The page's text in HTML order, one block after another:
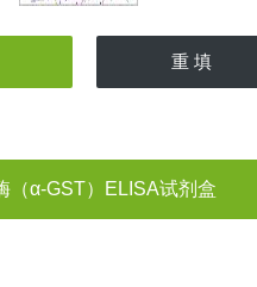
（α-GST）ELISA试剂盒